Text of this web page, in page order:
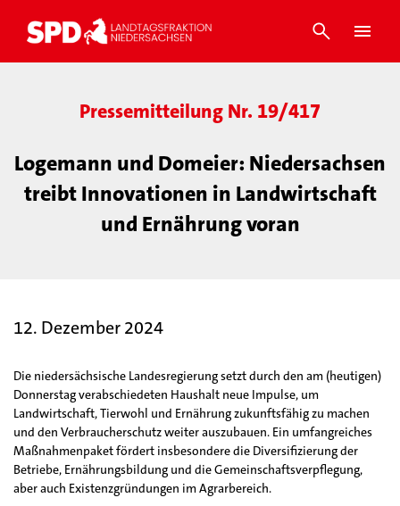
Pressemitteilung Nr. 19/417
Logemann und Domeier: Niedersachsen
treibt Innovationen in Landwirtschaft
und Ernährung voran
12. Dezember 2024
Die niedersächsische Landesregierung setzt durch den am (heutigen)
Donnerstag verabschiedeten Haushalt neue Impulse, um
Landwirtschaft, Tierwohl und Ernährung zukunftsfähig zu machen
und den Verbraucherschutz weiter auszubauen. Ein umfangreiches
Maßnahmenpaket fördert insbesondere die Diversifizierung der
Betriebe, Ernährungsbildung und die Gemeinschaftsverpflegung,
aber auch Existenzgründungen im Agrarbereich.